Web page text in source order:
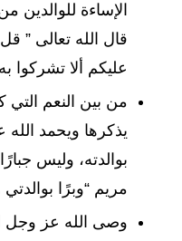
الإساءة
قال الله تعالى ”
عليكم ألا تشركوا
من بين النعم
يذكرها ويحمد الله
بوالدته، وليس
مريم “وبرًا
وصى الله عز وجل